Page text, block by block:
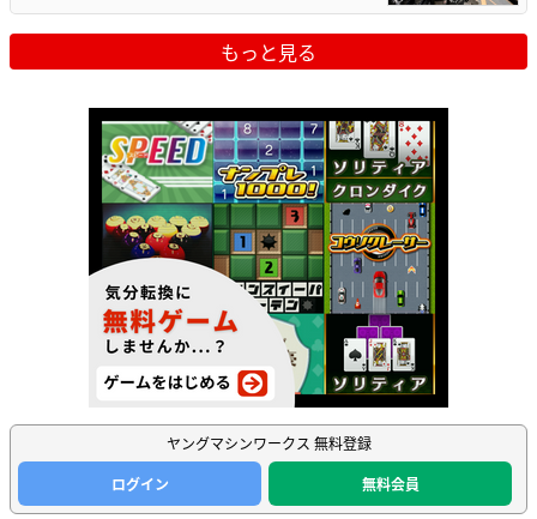
もっと見る
ヤングマシンワークス 無料登録
ログイン
無料会員